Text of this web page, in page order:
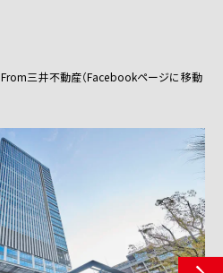
From三井不動産（Facebookページに移動